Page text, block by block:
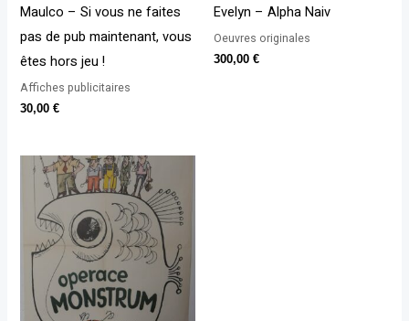
Maulco – Si vous ne faites
pas de pub maintenant, vous
êtes hors jeu !
Affiches publicitaires
30,00€
Evelyn – Alpha Naiv
Oeuvres originales
300,00 €